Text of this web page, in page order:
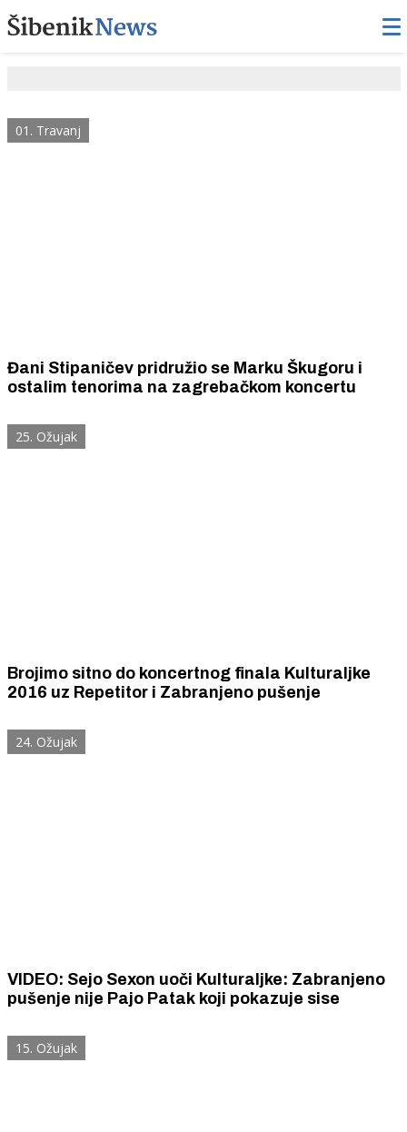
01. Travanj
Đani Stipaničev pridružio se Marku Škugoru i
ostalim tenorima na zagrebačkom koncertu
25. Ožujak
Brojimo sitno do koncertnog finala Kulturaljke
2016 uz Repetitor i Zabranjeno pušenje
24. Ožujak
VIDEO: Sejo Sexon uoči Kulturaljke: Zabranjeno
pušenje nije Pajo Patak koji pokazuje sise
15. Ožujak